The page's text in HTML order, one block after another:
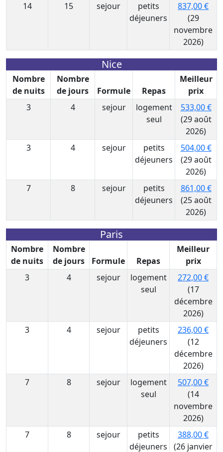
14
15 sejour
petits
déjeuners
837,00 €
(29
novembre
2026)
Nice
Nombre
de nuits
Nombre
de jours
Formule Repas
Meilleur
prix
3
4 sejour
logement
seul
533,00 €
(29 août
2026)
3
4 sejour
petits
déjeuners
504,00 €
(29 août
2026)
7
8 sejour
petits
déjeuners
861,00 €
(25 août
2026)
Paris
Nombre
de nuits
Nombre
de jours
Formule Repas
Meilleur
prix
3
4 sejour
logement
seul
272,00 €
(17
décembre
2026)
3
4 sejour
petits
déjeuners
236,00 €
(12
décembre
2026)
7
8 sejour
logement
seul
507,00 €
(14
novembre
2026)
7
8 sejour
petits
déjeuners
388,00 €
(26 janvier